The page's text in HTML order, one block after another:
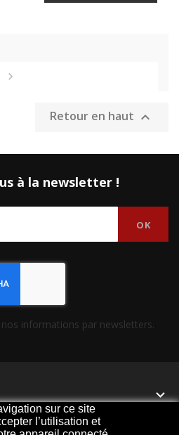

Retour en haut 
à la newsletter !
nos informations par newsletters.

sur ce site
l’utilisation et